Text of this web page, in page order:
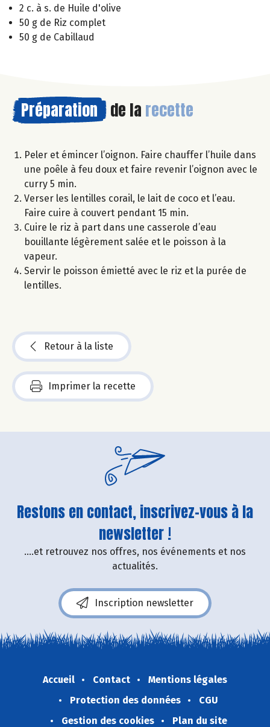
2 c. à s. de Huile d'olive
50 g de Riz complet
50 g de Cabillaud
Préparation de la recette
Peler et émincer l’oignon. Faire chauffer l’huile dans
une poêle à feu doux et faire revenir l’oignon avec le
curry 5 min.
Verser les lentilles corail, le lait de coco et l’eau.
Faire cuire à couvert pendant 15 min.
Cuire le riz à part dans une casserole d’eau
bouillante légèrement salée et le poisson à la
vapeur.
Servir le poisson émietté avec le riz et la purée de
lentilles.
Retour à la liste
Imprimer la recette
Restons en contact, inscrivez-vous à la
newsletter !
....et retrouvez nos offres, nos événements et nos
actualités.
Inscription newsletter
Accueil Contact
Mentions légales
Protection des données
CGU
Gestion des cookies
Plan du site